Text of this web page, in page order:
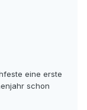
eine erste
schon